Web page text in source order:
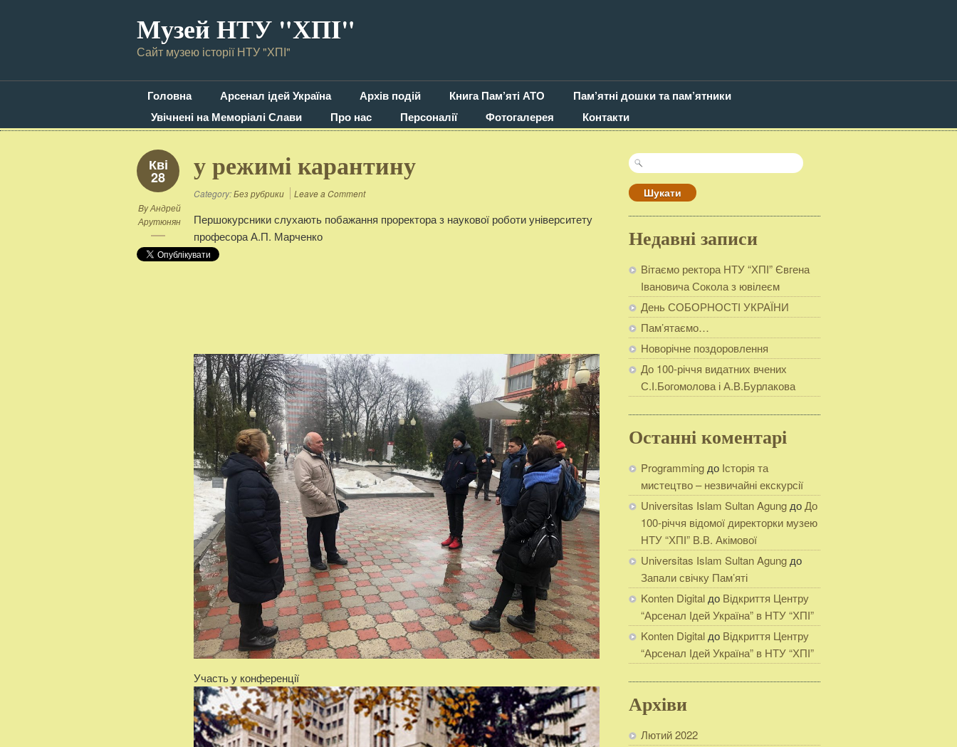
Музей НТУ "ХПI"
Сайт музею історії НТУ "ХПІ"
Головна Арсенал ідей Україна Архів подій Книга Пам’яті АТО
Пам’ятні дошки та пам’ятники
Увічнені на Меморіалі Слави
Про нас Персоналії Фотогалерея Контакти
Кві
28
ByАндрей
Арутюнян
у режимі карантину
Category:Без рубрики Leave a Comment
Першокурсники слухають побажання проректора з наукової роботи університету
професора А.П. Марченко
Участь у конференції
Пошук:
Недавні записи
Вітаємо ректора НТУ “ХПІ” Євгена
Івановича Сокола з ювілеєм
День СОБОРНОСТІ УКРАЇНИ
Пам’ятаємо…
Новорічне поздоровлення
До 100-річчя видатних вчених
С.І.Богомолова і А.В.Бурлакова
Останні коментарі
Programming до Історія та
мистецтво – незвичайні екскурсії
Universitas Islam Sultan Agung до До
100-річчя відомої директорки музею
НТУ “ХПІ” В.В. Акімової
Universitas Islam Sultan Agung до
Запали свічку Пам’яті
Konten Digital до Відкриття Центру
“Арсенал Ідей Україна” в НТУ “ХПІ”
Konten Digital до Відкриття Центру
“Арсенал Ідей Україна” в НТУ “ХПІ”
Архіви
Лютий 2022